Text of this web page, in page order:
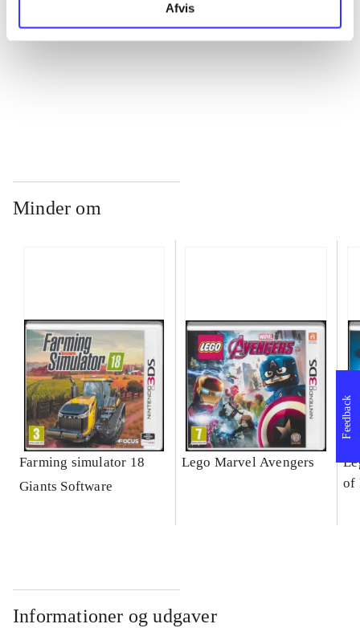
Afvis
Minder om
Farming simulator 18
Giants Software
Lego Marvel Avengers
of
Informationer og udgaver
Feedback